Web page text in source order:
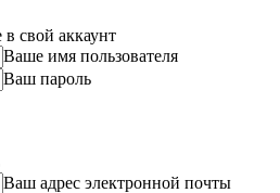
свой аккаунт
Ваше имя пользователя
Ваш пароль
Ваш адрес электронной почты